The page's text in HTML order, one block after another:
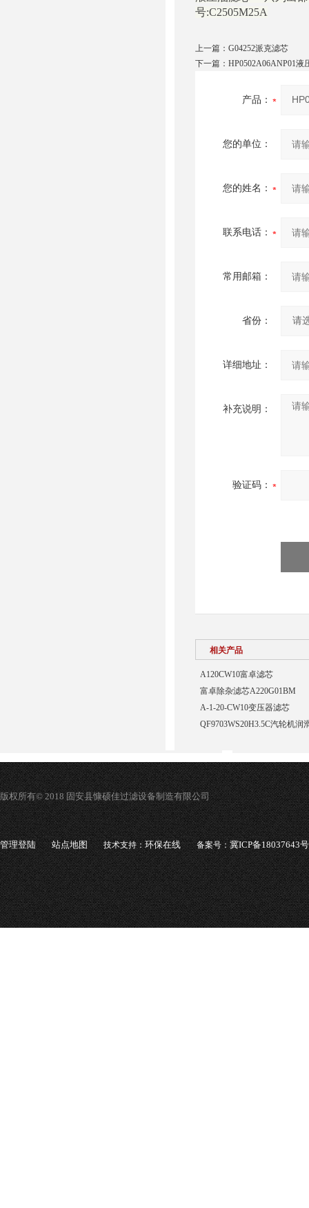
号:C2505M25A
上一篇： G04252派克滤芯
下一篇： HP0502A06ANP01液
产品：
您的单位：
您的姓名：
联系电话：
常用邮箱：
省份：
详细地址：
补充说明：
验证码：
相关产品
A120CW10富卓滤芯
富卓除杂滤芯A220G01BM
A-1-20-CW10变压器滤芯
QF9703WS20H3.5C汽轮机润
版权所有© 2018 固安县慷硕佳过滤设备制造有限公司
管理登陆 站点地图 技术支持：环保在线 备案号：冀ICP备18037643